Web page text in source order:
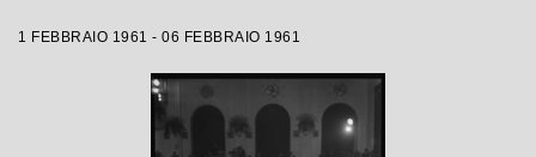
1 FEBBRAIO 1961 - 06 FEBBRAIO 1961